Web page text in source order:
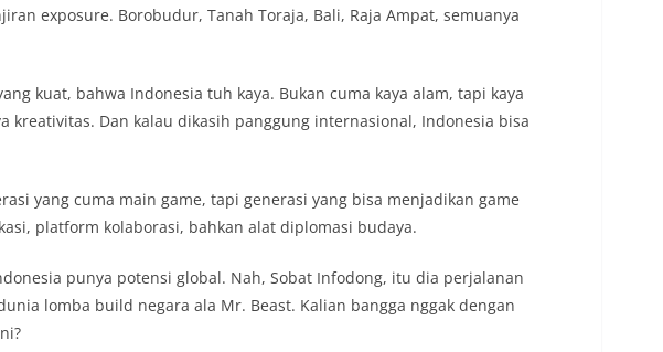
exposure. Borobudur, Tanah Toraja, Bali, Raja Ampat, semuanya
kuat, bahwa Indonesia tuh kaya. Bukan cuma kaya alam, tapi kaya
kreativitas. Dan kalau dikasih panggung internasional, Indonesia bisa
yang cuma main game, tapi generasi yang bisa menjadikan game
platform kolaborasi, bahkan alat diplomasi budaya.
punya potensi global. Nah, Sobat Infodong, itu dia perjalanan
lomba build negara ala Mr. Beast. Kalian bangga nggak dengan